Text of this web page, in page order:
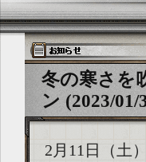
冬の寒さを
ン (2023/01/
2月11日（土